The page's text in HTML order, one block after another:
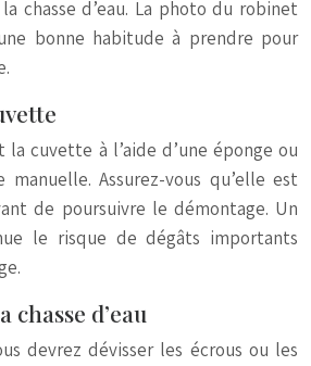
chasse d’eau. La photo du robinet
bonne habitude à prendre pour
cuvette à l’aide d’une éponge ou
Assurez-vous qu’elle est
de poursuivre le démontage. Un
le risque de dégâts importants
chasse d’eau
devrez dévisser les écrous ou les